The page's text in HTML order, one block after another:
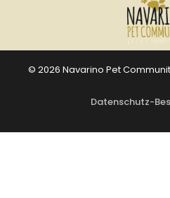
© 2026 Navarino Pet
Datenschutz-